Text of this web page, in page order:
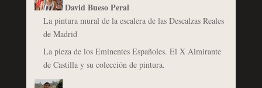
David Bueso Peral
La pintura mural de la escalera de las Descalzas Reales
de Madrid
La pieza de los Eminentes Españoles. El X Almirante
de Castilla y su colección de pintura.